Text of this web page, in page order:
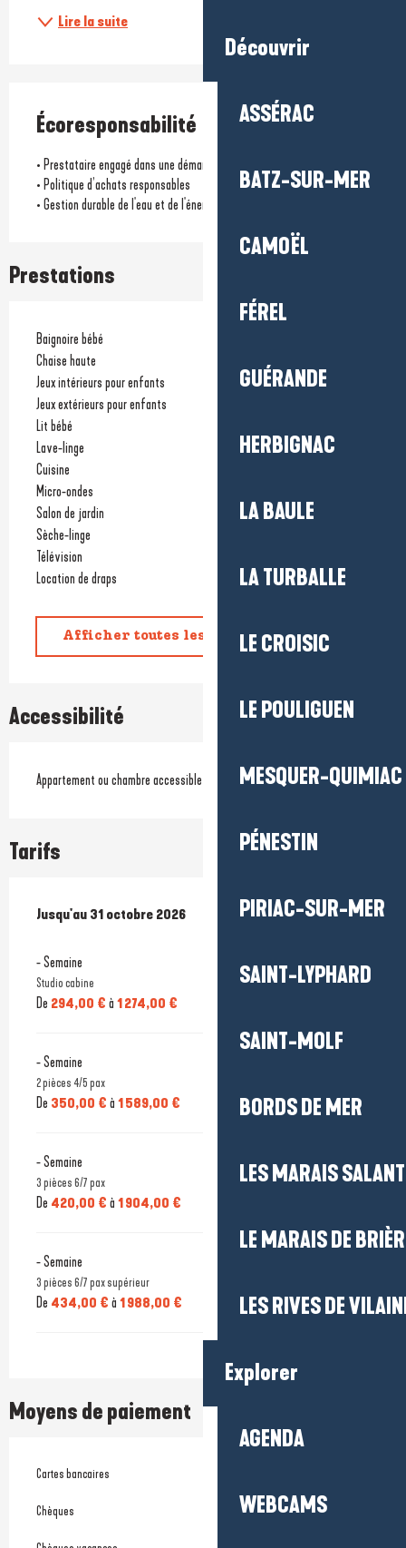
Découvrir
ASSÉRAC
BATZ-SUR-MER
CAMOËL
FÉREL
GUÉRANDE
HERBIGNAC
LA BAULE
LA TURBALLE
LE CROISIC
LE POULIGUEN
MESQUER-QUIMIAC
PÉNESTIN
PIRIAC-SUR-MER
SAINT-LYPHARD
SAINT-MOLF
BORDS DE MER
LES MARAIS
LE MARAIS DE
LES RIVES DE
Explorer
AGENDA
WEBCAMS
Lire la suite
Écoresponsabilité
• Prestataire engagé dans une démarche environnementale
• Politique d’achats responsables
• Gestion durable de l'eau et de l'énergie
Prestations
Baignoire bébé
Chaise haute
Jeux intérieurs pour enfants
Jeux extérieurs pour enfants
Lit bébé
Lave-linge
Cuisine
Micro-ondes
Salon de jardin
Sèche-linge
Télévision
Location de draps
Afficher toutes les prestations
Accessibilité
Appartement ou chambre accessible
Tarifs
Du3 janvier 2026au 31 octobre 2026
Jusqu'au 31 octobre 2026
- Semaine
Studio cabine
De 294,00 € à 1 274,00 €
- Semaine
2 pièces 4/5 pax
De 350,00 € à 1 589,00 €
- Semaine
3 pièces 6/7 pax
De 420,00 € à 1 904,00 €
- Semaine
3 pièces 6/7 pax supérieur
De 434,00 € à 1 988,00 €
Moyens de paiement
Cartes bancaires
Chèques